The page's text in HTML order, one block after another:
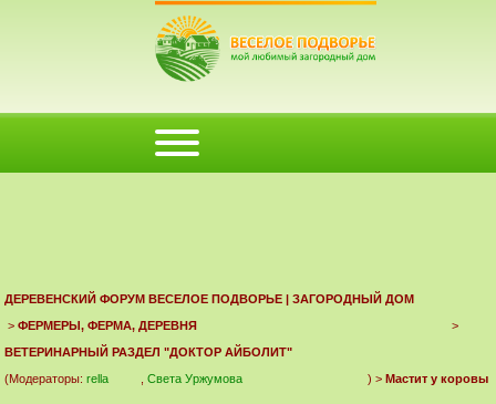
КАЛЕНДАРЬ ВОЙТИ РЕГИСТРАЦИЯ
ДЕРЕВЕНСКИЙ ФОРУМ ВЕСЕЛОЕ ПОДВОРЬЕ | ЗАГОРОДНЫЙ ДОМ
> ФЕРМЕРЫ, ФЕРМА, ДЕРЕВНЯ
>
ВЕТЕРИНАРНЫЙ РАЗДЕЛ "ДОКТОР АЙБОЛИТ"
(Модераторы: rella Света Уржумова ) > Мастит у коровы